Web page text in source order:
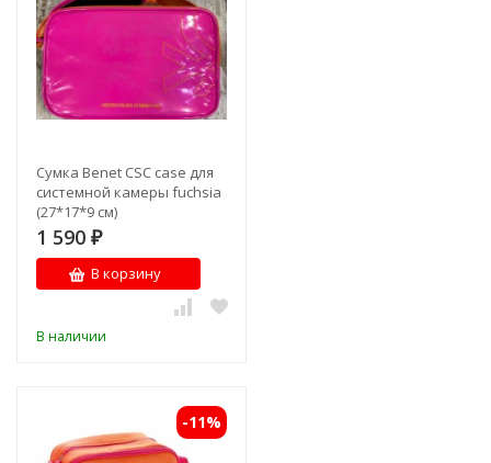
Сумка Benet CSC case для
системной камеры fuchsia
(27*17*9 см)
1 590 ₽
В корзину
В наличии
-11%